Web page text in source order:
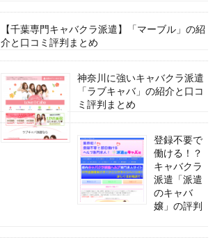
【千葉専門キャバクラ派遣】「マーブル」の紹
介と口コミ評判まとめ
神奈川に強いキャバクラ派遣
「ラブキャバ」の紹介と口コ
ミ評判まとめ
登録不要で
働ける！？
キャバクラ
派遣「派遣
のキャバ
嬢」の評判